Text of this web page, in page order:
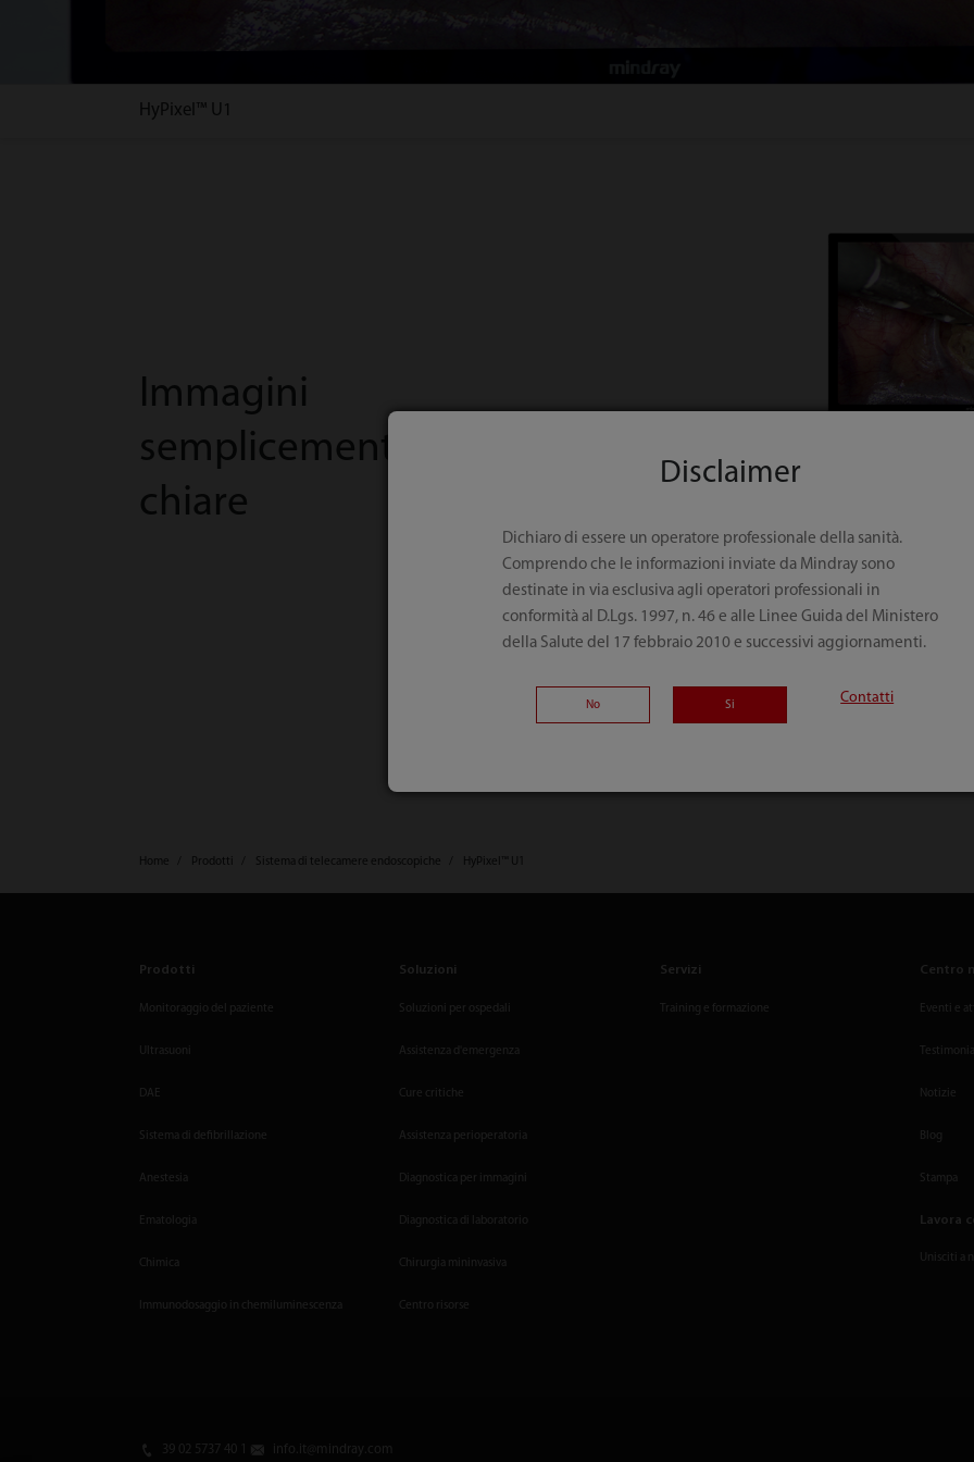
HyPixel™ U1
Immagini
semplicemente
chiare
Home Prodotti Sistema di telecamere endoscopiche HyPixel™ U1
Prodotti
Monitoraggio del paziente
Ultrasuoni
DAE
Sistema di defibrillazione
Anestesia
Ematologia
Chimica
Immunodosaggio in chemiluminescenza
Soluzioni
Soluzioni per ospedali
Assistenza d'emergenza
Cure critiche
Assistenza perioperatoria
Diagnostica per immagini
Diagnostica di laboratorio
Chirurgia mininvasiva
Centro risorse
Servizi
Training e formazione
Centro
Eventi e
Notizie
Blog
Stampa
Lavora
Unisciti a
39 02 5737 40 1 info.it@mindray.com
Disclaimer
Dichiaro di essere un operatore professionale della sanità.
Comprendo che le informazioni inviate da Mindray sono
destinate in via esclusiva agli operatori professionali in
conformità al D.Lgs. 1997, n. 46 e alle Linee Guida del Ministero
della Salute del 17 febbraio 2010 e successivi aggiornamenti.
No Si Contatti